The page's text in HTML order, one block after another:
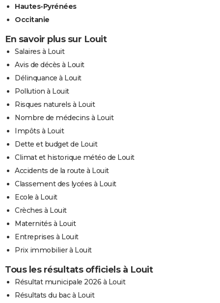
Hautes-Pyrénées
Occitanie
En savoir plus sur Louit
Salaires à Louit
Avis de décès à Louit
Délinquance à Louit
Pollution à Louit
Risques naturels à Louit
Nombre de médecins à Louit
Impôts à Louit
Dette et budget de Louit
Climat et historique météo de Louit
Accidents de la route à Louit
Classement des lycées à Louit
Ecole à Louit
Crèches à Louit
Maternités à Louit
Entreprises à Louit
Prix immobilier à Louit
Tous les résultats officiels à Louit
Résultat municipale 2026 à Louit
Résultats du bac à Louit